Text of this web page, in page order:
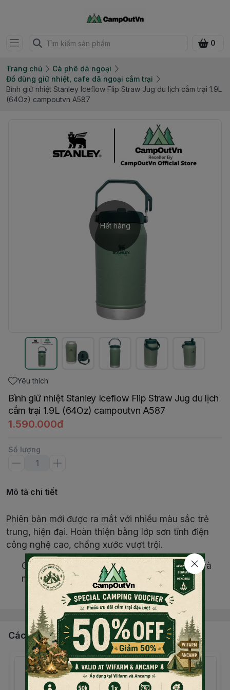
0
Trang chủ
Cà phê dã ngoại
Đồ dùng giữ nhiệt, cafe dã ngoại cắm trại
Bình giữ nhiệt Stanley Iceflow Flip Straw Jug du lịch cắm trại 1.9L
(64Oz) campoutvn A587
Hết hàng
Yêu thích
Bình giữ nhiệt Stanley Iceflow Flip Straw Jug du lịch
cắm trại 1.9L (64Oz) campoutvn A587
1.590.000đ
Số lượng
Mô tả chi tiết
Phiên bản mới được ra mắt với nhiều màu sắc trẻ
trung, hiện đại. Hoàn thiện bằng lớp sơn tĩnh điện
công nghệ cao, chống xước vượt trội.
Có quai xách tiện dụng. Dễ dàng treo, móc và
mang đi bất cứ đâu.
Ở phiên bản 40 oz và 64 oz, trên quai xách còn
có thêm 1 móc nhỏ để treo bình lên hàng rào
B40.
Vỏ thép không gỉ 18/8. Không chứa chất BPA
gây ung thư và dậy thì sớm ở trẻ em.
Chống rò rỉ chất lỏng tốt hơn phiên bản trước
nhờ cơ chế hút nước qua chốt cài bình. Ống hút
Đọc thêm nội dung
Các sản phẩm, dịch vụ khác